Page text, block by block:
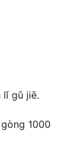
lǐ gǔ jiē.
1000